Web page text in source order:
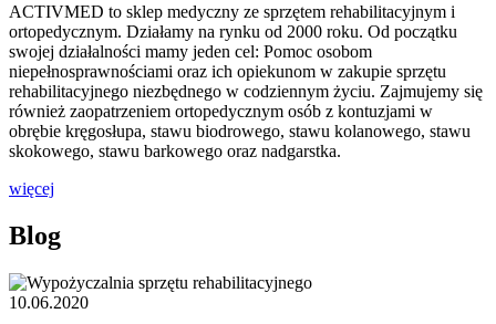
ACTIVMED to sklep medyczny ze sprzętem rehabilitacyjnym i
ortopedycznym. Działamy na rynku od 2000 roku. Od początku
swojej działalności mamy jeden cel: Pomoc osobom
niepełnosprawnościami oraz ich opiekunom w zakupie sprzętu
rehabilitacyjnego niezbędnego w codziennym życiu. Zajmujemy się
również zaopatrzeniem ortopedycznym osób z kontuzjami w
obrębie kręgosłupa, stawu biodrowego, stawu kolanowego, stawu
skokowego, stawu barkowego oraz nadgarstka.
więcej
Blog
10.06.2020